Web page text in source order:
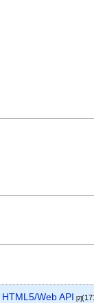
HTML5/Web API [2]